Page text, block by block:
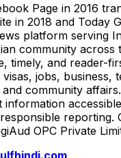
Page in 2016
in 2018 and Today
platform serving
community across
timely, and reader-
jobs, business,
community
information
reporting.
OPC Private